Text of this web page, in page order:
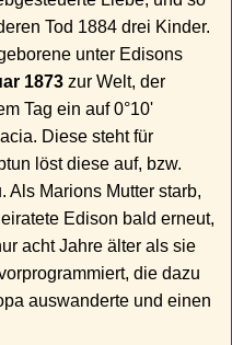
Tod 1884 drei Kinder.
unter Edisons
1873 zur Welt, der
Tag ein auf 0°10'
Diese steht für
löst diese auf, bzw.
Als Marions Mutter starb,
Edison bald erneut,
acht Jahre älter als sie
die dazu
auswanderte und einen